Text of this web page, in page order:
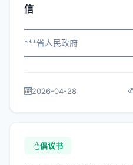
信
***省人民政府
机构： 为深入贯彻落实习
2026-04-28
倡议书